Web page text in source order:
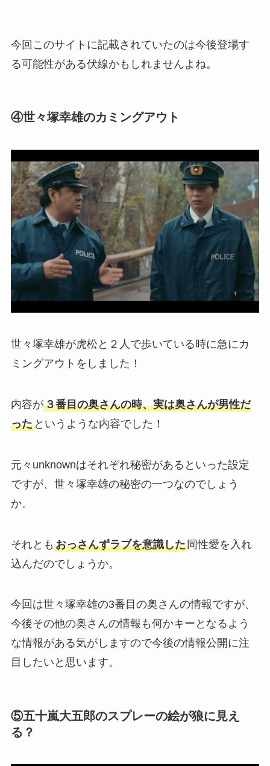
今回このサイトに記載されていたのは今後登場す
る可能性がある伏線かもしれませんよね。
④世々塚幸雄のカミングアウト
世々塚幸雄が虎松と２人で歩いている時に急にカ
ミングアウトをしました！
内容が３番目の奥さんの時、実は奥さんが男性だ
ったというような内容でした！
元々unknownはそれぞれ秘密があるといった設定
ですが、世々塚幸雄の秘密の一つなのでしょう
か。
それとも おっさんずラブを意識した同性愛を入れ
込んだのでしょうか。
今回は世々塚幸雄の3番目の奥さんの情報ですが、
今後その他の奥さんの情報も何かキーとなるよう
な情報がある気がしますので今後の情報公開に注
目したいと思います。
⑤五十嵐大五郎のスプレーの絵が狼に見え
る？